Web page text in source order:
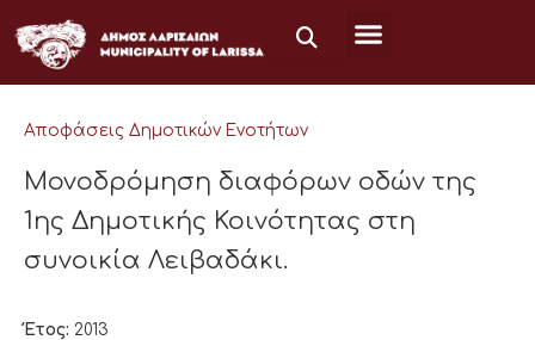
στο
περιεχόμενο
Αποφάσεις Δημοτικών Ενοτήτων
Μονοδρόμηση διαφόρων οδών της
1ης Δημοτικής Κοινότητας στη
συνοικία Λειβαδάκι.
Έτος: 2013